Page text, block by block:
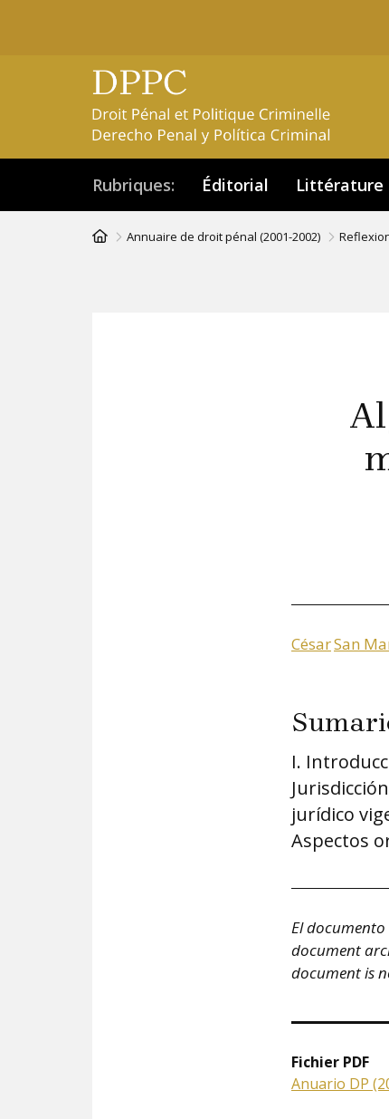
Rubriques Éditorial Littérature
Fil Annuaire de droit pénal (2001-2002)
CésarSan
I.
jurídico
Aspectos
El documento
document
document is
Fichier PDF
Anuario DP